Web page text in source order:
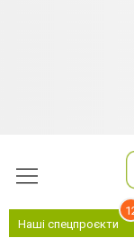
Наші спецпроєкти